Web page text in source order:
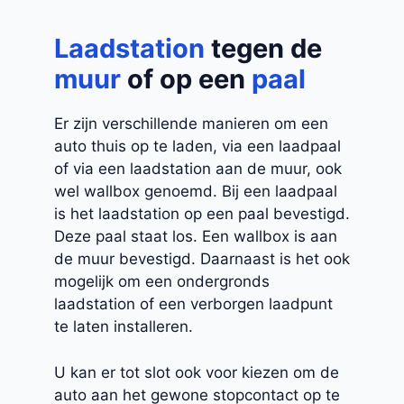
Laadstation tegen de
muur of op een paal
Er zijn verschillende manieren om een
auto thuis op te laden, via een laadpaal
of via een laadstation aan de muur, ook
wel wallbox genoemd. Bij een laadpaal
is het laadstation op een paal bevestigd.
Deze paal staat los. Een wallbox is aan
de muur bevestigd. Daarnaast is het ook
mogelijk om een ondergronds
laadstation of een verborgen laadpunt
te laten installeren.
U kan er tot slot ook voor kiezen om de
auto aan het gewone stopcontact op te